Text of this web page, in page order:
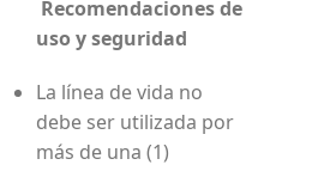
Recomendaciones de
uso y seguridad
La línea de vida no
debe ser utilizada por
más de una (1)